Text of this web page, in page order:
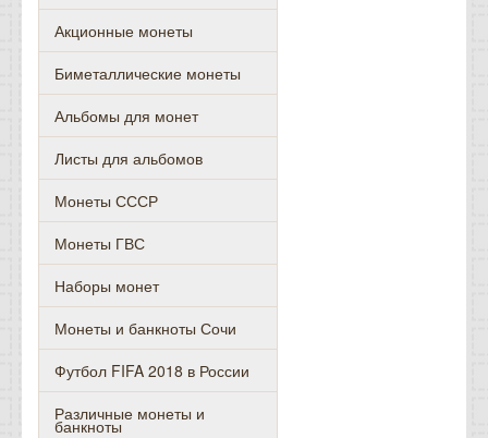
Акционные монеты
Биметаллические монеты
Альбомы для монет
Листы для альбомов
Монеты СССР
Монеты ГВС
Наборы монет
Монеты и банкноты Сочи
Футбол FIFA 2018 в России
Различные монеты и
банкноты